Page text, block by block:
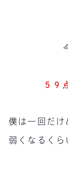
５９
僕は一回だけ
弱くなるくら